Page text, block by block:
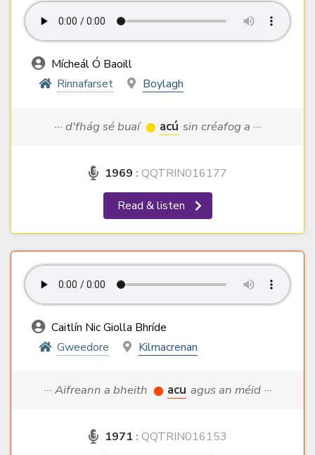
Mícheál Ó Baoill
Rinnafarset
Boylagh
··· d'fhág sé buaí acú sin créafog a ···
1969 : QQTRIN016177
Read & listen
Caitlín Nic Giolla Bhríde
Gweedore
Kilmacrenan
··· Aifreann a bheith acu agus an méid ···
1971 : QQTRIN016153